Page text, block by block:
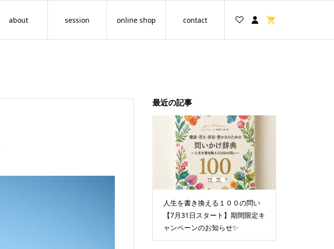
about session online shop contact
最近の記事
人生を書き換える１００の問い
【7月31日スタート】期間限定キ
ャンペーンのお知らせ✨
2 3